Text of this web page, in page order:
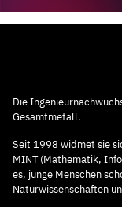
Die
Gesamtmetall.
Seit 1998 widmet sie
MINT (Mathematik,
es, junge Menschen
Naturwissenschaften